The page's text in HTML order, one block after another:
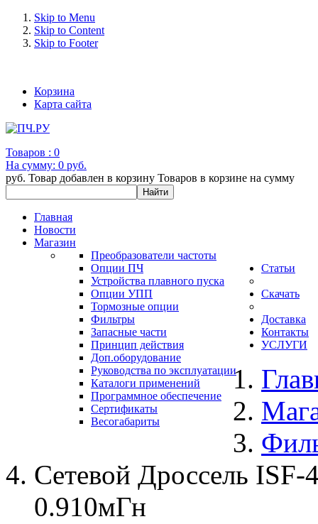
Skip to Menu
Skip to Content
Skip to Footer
Корзина
Карта сайта
Товаров : 0
На сумму: 0 руб.
руб. Товар добавлен в корзину Товаров в корзине на сумму
Главная
Новости
Магазин
Преобразователи частоты
Опции ПЧ
Устройства плавного пуска
Опции УПП
Тормозные опции
Фильтры
Запасные части
Статьи
Принцип действия
Доп.оборудование
Скачать
Руководства по эксплуатации
Каталоги применений
Программное обеспечение
Сертификаты
Весогабариты
Доставка
Контакты
УСЛУГИ
Сетевой Дроссель
0.910мГн